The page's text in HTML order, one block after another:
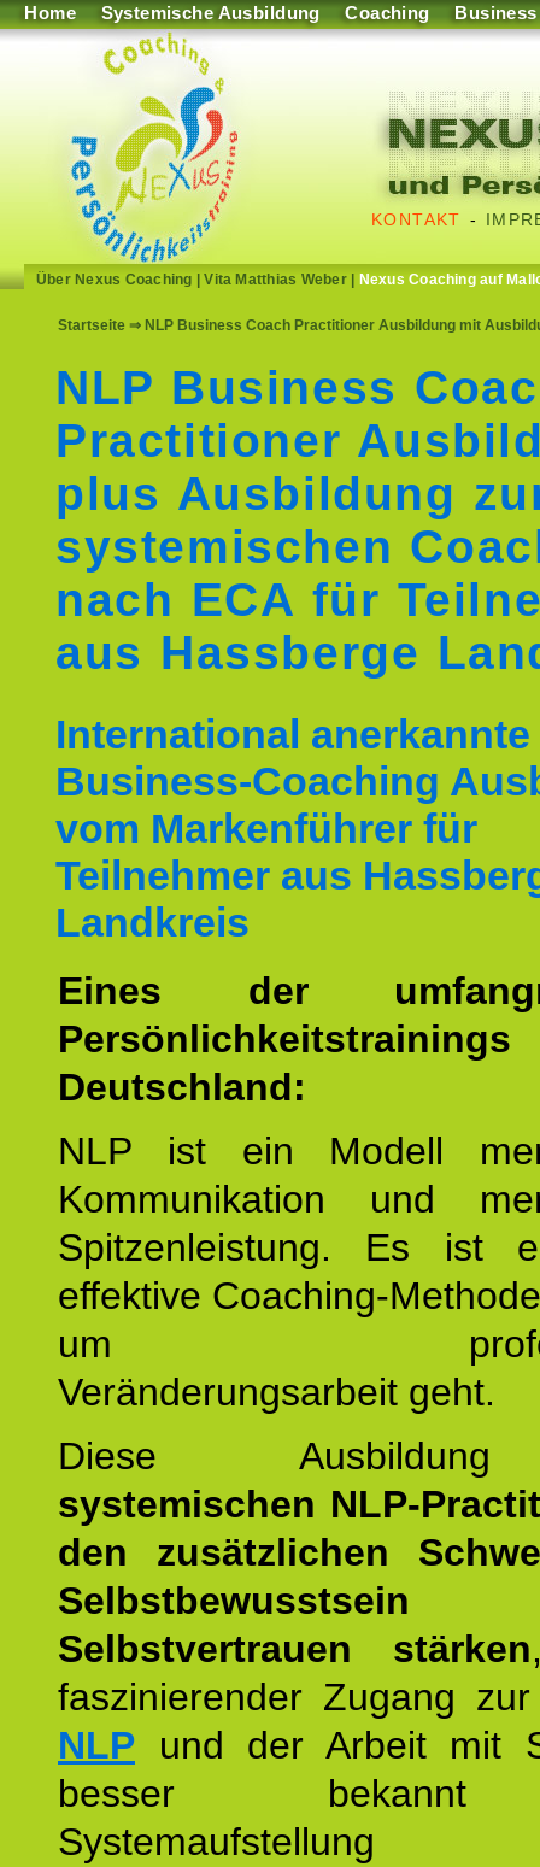
Home Systemische Ausbildung Coaching Business
KONTAKT -
Über Nexus Coaching |Vita Matthias Weber| Nexus Coaching auf
Startseite ⇒ NLP Business Coach Practitioner Ausbildung mit
NLP Business
Practitioner
plus Ausbildung
systemischen
nach ECA für
aus Hassberge
International anerkannte
Business-Coaching
vom Markenführer für
Teilnehmer aus
Landkreis
Eines der
Deutschland:
NLP ist ein Modell
Kommunikation und
Spitzenleistung. Es ist
effektive Coaching-
um
Veränderungsarbeit geht.
Diese
systemischen NLP-
den zusätzlichen
Selbstvertrauen stärken
faszinierender Zugang
NLP und der Arbeit mit
besser